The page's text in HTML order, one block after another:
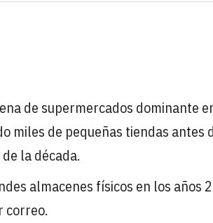
de supermercados dominante
miles de pequeñas tiendas antes
la década.
almacenes físicos en los años
correo.